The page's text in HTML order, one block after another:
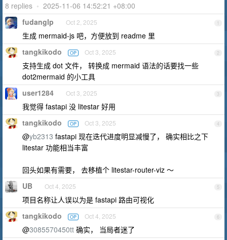
8 replies • 2025-11-06 14:52:21 +08:00
1
fudanglp Oct 2, 2025
生成 mermaid-js 吧，方便放到 readme 里
2
tangkikodo OP Oct 3, 2025
支持生成 dot 文件， 转换成 mermaid 语法的话要找一些
dot2mermaid 的小工具
3
user1284 Oct 3, 2025
我觉得 fastapi 没 litestar 好用
4
tangkikodo OP Oct 3, 2025
@yb2313 fastapi 现在迭代进度明显减慢了， 确实相比之下
litestar 功能相当丰富
回头如果有需要， 去移植个 litestar-router-viz ～
5
UB Oct 4, 2025
项目名称让人误以为是 fastapi 路由可视化
6
tangkikodo OP Oct 4, 2025
@3085570450tt 确实， 当局者迷了